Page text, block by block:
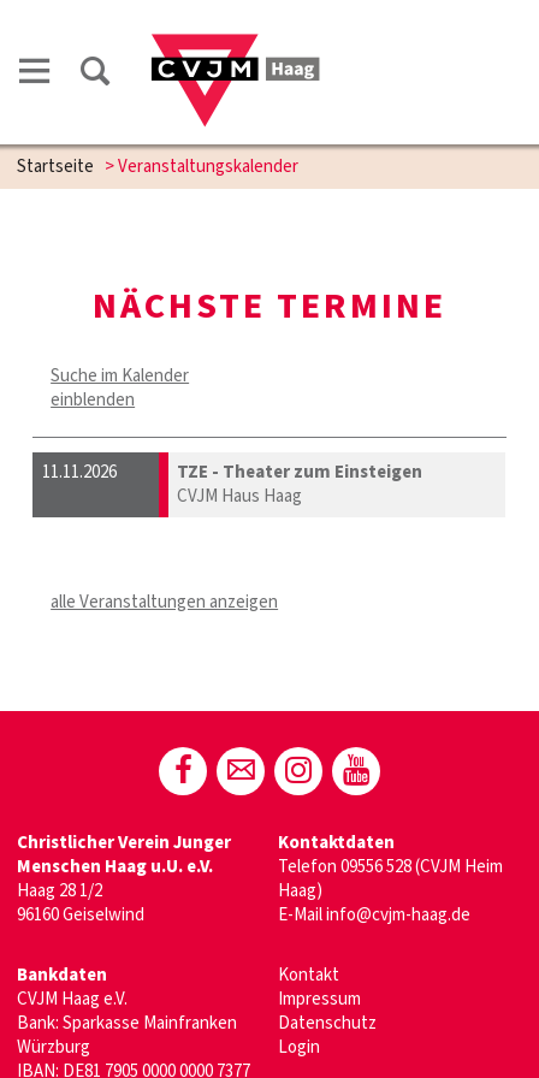
Startseite > Veranstaltungskalender
NÄCHSTE TERMINE
Suche im Kalender
einblenden
11.11.2026
TZE - Theater zum Einsteigen
CVJM Haus Haag
alle Veranstaltungen anzeigen
Christlicher Verein Junger
Menschen Haag u.U. e.V.
Haag 28 1/2
96160 Geiselwind
Kontaktdaten
Telefon09556 528(CVJM Heim
Haag)
E-Mailinfo@cvjm-haag.de
Bankdaten
CVJM Haag e.V.
Bank: Sparkasse Mainfranken
Würzburg
IBAN: DE81 7905 0000 0000 7377
Kontakt
Impressum
Datenschutz
Login